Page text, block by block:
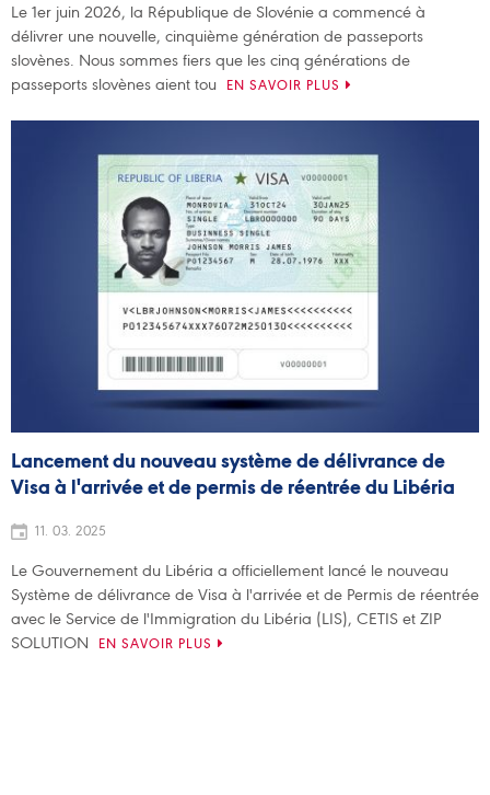
Le 1er juin 2026, la République de Slovénie a commencé à
délivrer une nouvelle, cinquième génération de passeports
slovènes. Nous sommes fiers que les cinq générations de
passeports slovènes aient tou
EN SAVOIR PLUS
Lancement du nouveau système de délivrance de
Visa à l'arrivée et de permis de réentrée du Libéria
11. 03. 2025
Le Gouvernement du Libéria a officiellement lancé le nouveau
Système de délivrance de Visa à l'arrivée et de Permis de réentrée
avec le Service de l'Immigration du Libéria (LIS), CETIS et ZIP
SOLUTION
EN SAVOIR PLUS